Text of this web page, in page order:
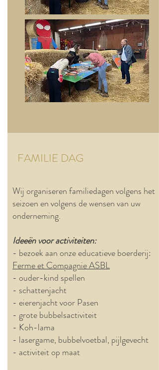
FAMILIE DAG
Wij organiseren familiedagen volgens het
seizoen en volgens de wensen van uw
onderneming.
Ideeën voor activiteiten:
- bezoek aan onze educatieve boerderij:
Ferme et Compagnie ASBL
- ouder-kind spellen
- schattenjacht
- eierenjacht voor Pasen
- grote bubbelsactiviteit
- Koh-lama
- lasergame, bubbelvoetbal, pijlgevecht
- activiteit op maat